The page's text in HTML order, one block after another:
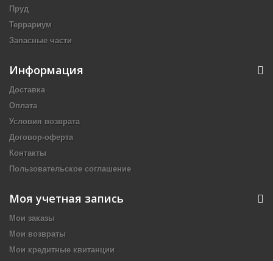
Пруд
Террариум
Запасные части
Информация
Доставка
Оплата
Условия возврата
Договор-оферта
Контакты
Пользовательское соглашение
Моя учетная запись
Мои заказы
Мои возвраты
Мои кредитные квитанции